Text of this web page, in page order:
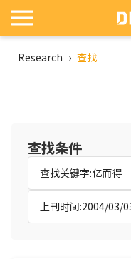
Research › 查找
查找条件
查找关键字:亿而得
上刊时间:2004/03/